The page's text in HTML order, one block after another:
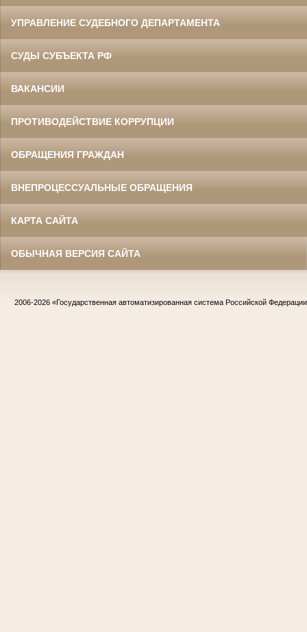
УПРАВЛЕНИЕ СУДЕБНОГО ДЕПАРТАМЕНТА
СУДЫ СУБЪЕКТА РФ
ВАКАНСИИ
ПРОТИВОДЕЙСТВИЕ КОРРУПЦИИ
ОБРАЩЕНИЯ ГРАЖДАН
ВНЕПРОЦЕССУАЛЬНЫЕ ОБРАЩЕНИЯ
КАРТА САЙТА
ОБЫЧНАЯ ВЕРСИЯ САЙТА
2006-2026 «Государственная автоматизированная система Российской